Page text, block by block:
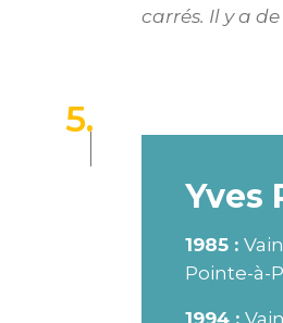
carrés. Il y a
5.
Yves
1985 :
Pointe-à-
1994 :